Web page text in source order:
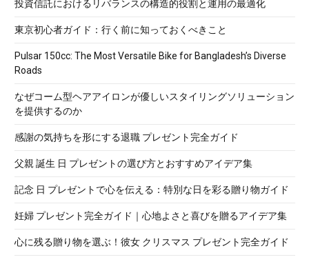
投資信託におけるリバランスの構造的役割と運用の最適化
東京初心者ガイド：行く前に知っておくべきこと
Pulsar 150cc: The Most Versatile Bike for Bangladesh’s Diverse
Roads
なぜコーム型ヘアアイロンが優しいスタイリングソリューション
を提供するのか
感謝の気持ちを形にする退職 プレゼント完全ガイド
父親 誕生 日 プレゼントの選び方とおすすめアイデア集
記念 日 プレゼントで心を伝える：特別な日を彩る贈り物ガイド
妊婦 プレゼント完全ガイド｜心地よさと喜びを贈るアイデア集
心に残る贈り物を選ぶ！彼女 クリスマス プレゼント完全ガイド